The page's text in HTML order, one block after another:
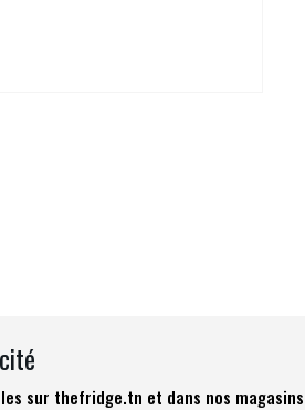
sur thefridge.tn et dans nos